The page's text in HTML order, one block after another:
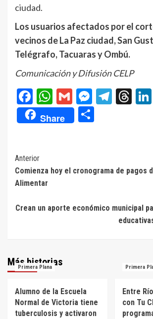
ciudad.
Los usuarios afectados por el
vecinos de La Paz ciudad, San
Telégrafo, Tacuaras y Ombú.
Comunicación y Difusión CELP
Facebook
WhatsApp
Gmail
Share
Navegación
de
Anterior
Comienza hoy el cronograma de pagos
Alimentar
Crean un aporte económico municipal
Más historias
Primera Plana
Alumno de la Escuela
Normal de Victoria tiene
tuberculosis y activaron
Primera
Entre
con Tu